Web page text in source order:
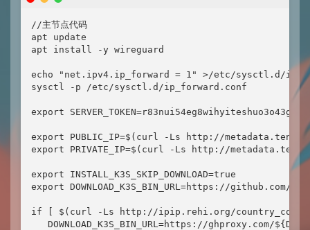
//主节点代码
apt update
apt install -y wireguard
echo "net.ipv4.ip_forward = 1" >/etc/sysctl.d/
sysctl -p /etc/sysctl.d/ip_forward.conf
export
export PUBLIC_IP=$(curl -Ls http://
export PRIVATE_IP=$(curl -Ls http://
export INSTALL_K3S_SKIP_DOWNLOAD=true
export DOWNLOAD_K3S_BIN_URL=https://
if [ $(curl -Ls http://ipip.rehi.org/country_code)
DOWNLOAD_K3S_BIN_URL=https://ghproxy.com/